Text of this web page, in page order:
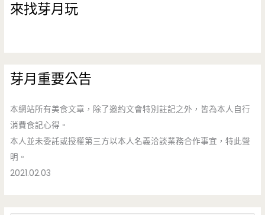
來找芽月玩
芽月重要公告
本網站所有美食文章，除了邀約文會特別註記之外，皆為本人自行
消費食記心得。
本人並未委託或授權第三方以本人名義洽談業務合作事宜，特此聲
明。
2021.02.03